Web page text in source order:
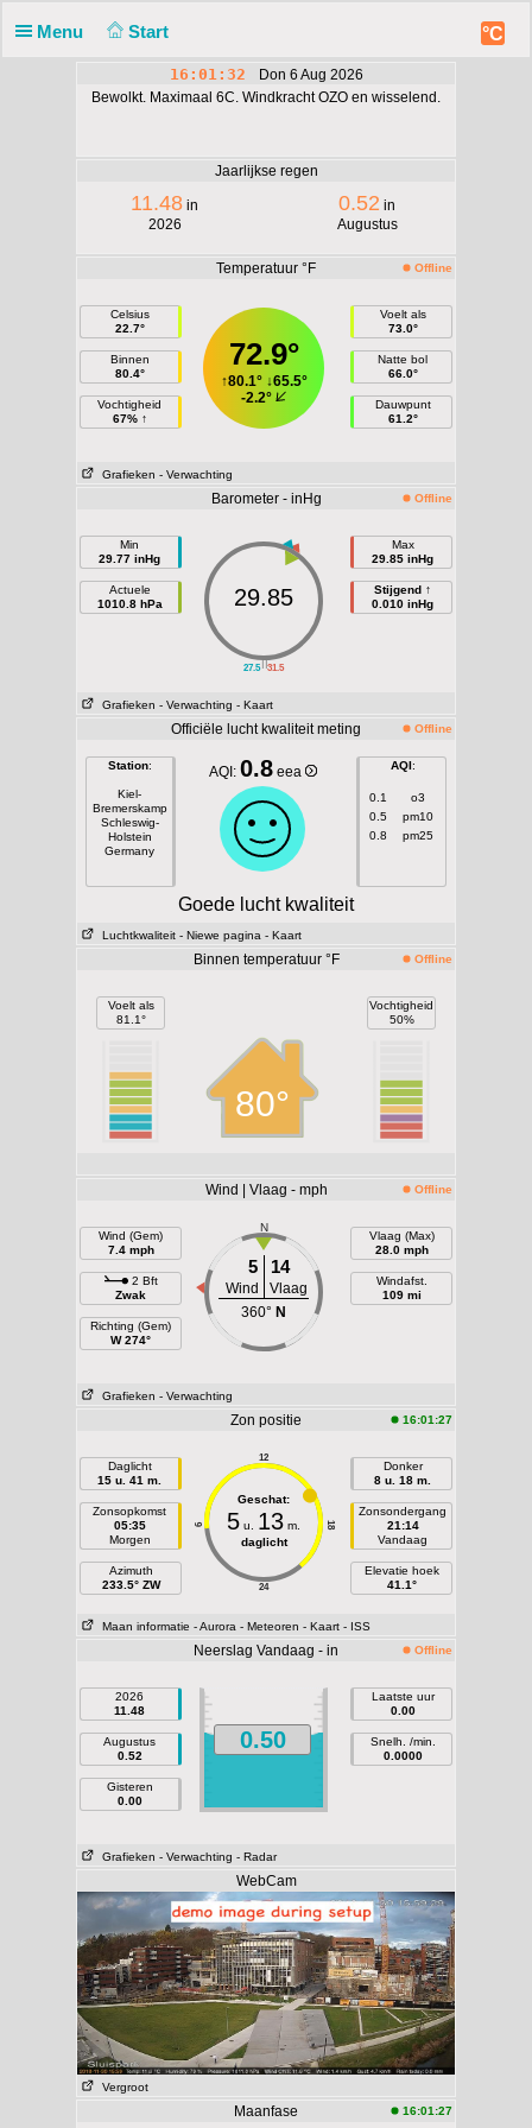
Menu Start °C
16:01:33
Don 6 Aug 2026
Bewolkt. Maximaal 6C. Windkracht OZO en wisselend.
Jaarlijkse regen
11.48 in
2026
0.52 in
Augustus
Temperatuur °F Offline
Celsius
22.7°
Binnen
80.4°
Vochtigheid
67% ↑
72.9°
↑80.1°↓65.5°
-2.2°
Voelt als
73.0°
Natte bol
66.0°
Dauwpunt
61.2°
Grafieken - Verwachting
Barometer - inHg Offline
Min
29.77 inHg
Actuele
1010.8 hPa
||
27.5 31.5
29.85
Max
29.85 inHg
Stijgend ↑
0.010 inHg
Grafieken - Verwachting - Kaart
Officiële lucht kwaliteit meting Offline
Station:
Kiel-
Bremerskamp
Schleswig-
Holstein
Germany
AQI: 0.8 eea AQI:
0.1
o3
0.5
pm10
0.8
pm25
Goede lucht kwaliteit
Luchtkwaliteit - Niewe pagina - Kaart
Binnen temperatuur °F Offline
Voelt als
81.1°
80°
Vochtigheid
50%
Wind | Vlaag - mph Offline
Wind (Gem)
7.4 mph
2 Bft
Zwak
Richting (Gem)
W 274°
N
5 14
Wind
Vlaag
360° N
Vlaag (Max)
28.0 mph
Windafst.
109 mi
Grafieken - Verwachting
Zon positie 16:01:27
Daglicht
15 u. 41 m.
Zonsopkomst
05:35
Morgen
Azimuth
233.5° ZW
12
24
6 18
Geschat:
5 u. 13 m.
daglicht
Donker
8 u. 18 m.
Zonsondergang
21:14
Vandaag
Elevatie hoek
41.1°
Maan informatie - Aurora - Meteoren - Kaart - ISS
Neerslag Vandaag - in Offline
2026
11.48
Augustus
0.52
Gisteren
0.00
0.50
Laatste uur
0.00
Snelh. /min.
0.0000
Grafieken - Verwachting - Radar
WebCam
Vergroot
Maanfase 16:01:27